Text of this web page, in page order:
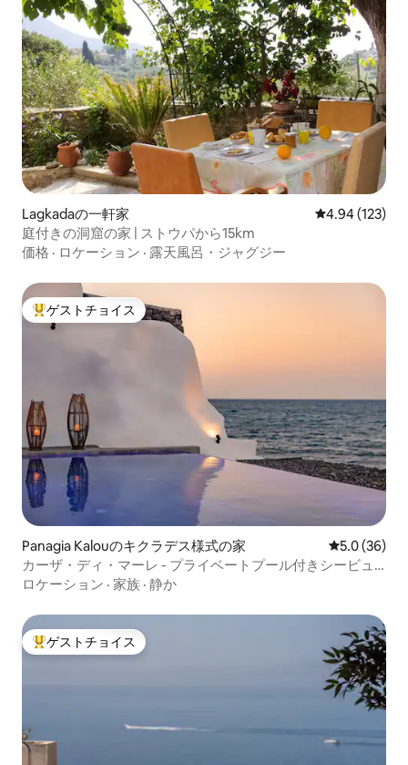
Lagkadaの一軒家 レビュー123
4.94 (123)
庭付きの洞窟の家 | ストウパから15km
価格 · ロケーション · 露天風呂・ジャグジー
大好評のゲストチョイスです。
ゲストチョイス
Panagia Kalouのキクラデス様式の家 レビュー36
5.0 (36)
カーザ・ディ・マーレ - プライベートプール付きシービュ
ーケーブヴィラ
ロケーション · 家族 · 静か
大好評のゲストチョイスです。
ゲストチョイス